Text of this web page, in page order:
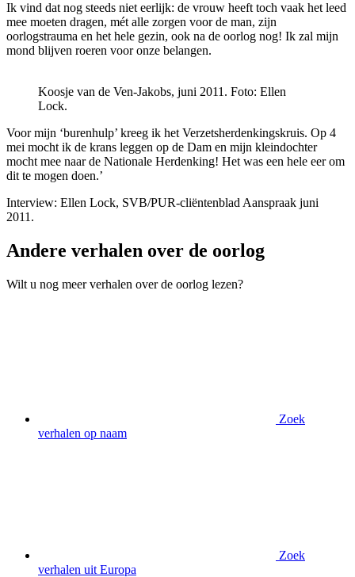
Ik vind dat nog steeds niet eerlijk: de vrouw heeft toch vaak het leed
mee moeten dragen, mét alle zorgen voor de man, zijn
oorlogstrauma en het hele gezin, ook na de oorlog nog! Ik zal mijn
mond blijven roeren voor onze belangen.
Koosje van de Ven-Jakobs, juni 2011. Foto: Ellen
Lock.
Voor mijn ‘burenhulp’ kreeg ik het Verzetsherdenkingskruis. Op 4
mei mocht ik de krans leggen op de Dam en mijn kleindochter
mocht mee naar de Nationale Herdenking! Het was een hele eer om
dit te mogen doen.’
Interview: Ellen Lock, SVB/PUR-cliëntenblad Aanspraak juni
2011.
Andere verhalen over de oorlog
Wilt u nog meer verhalen over de oorlog lezen?
Zoek
verhalen op naam
Zoek
verhalen uit Europa